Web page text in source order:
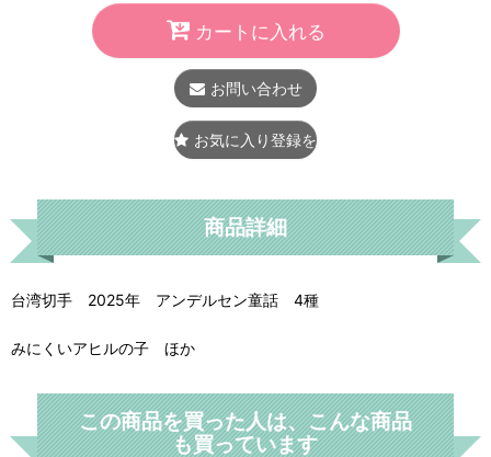
カートに入れる
お問い合わせ
お気に入り登録をする
商品詳細
台湾切手 2025年 アンデルセン童話 4種
みにくいアヒルの子 ほか
この商品を買った人は、こんな商品
も買っています